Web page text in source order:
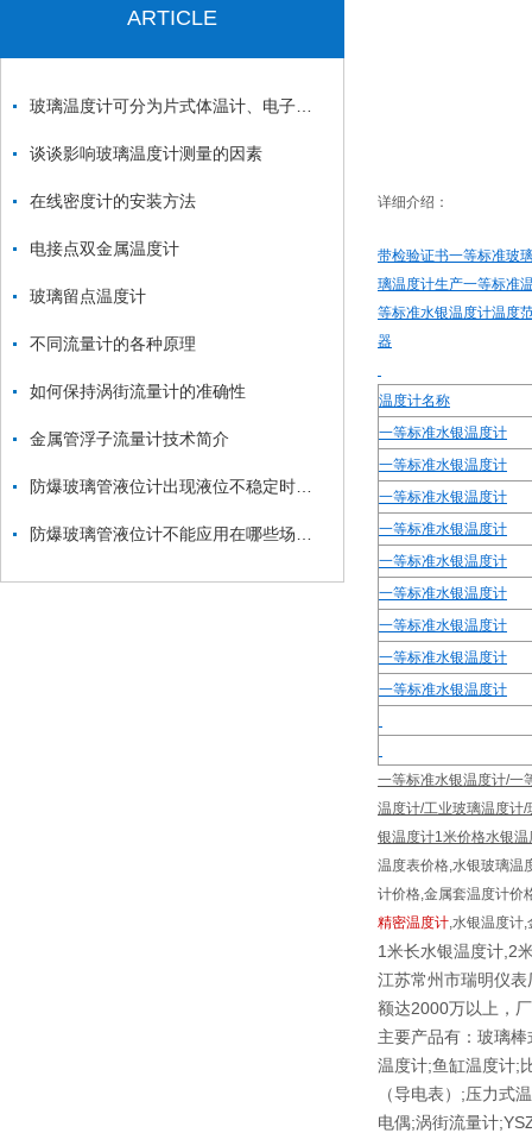
ARTICLE
谈谈影响玻璃温度计测量的因素
在线密度计的安装方法
电接点双金属温度计
玻璃留点温度计
不同流量计的各种原理
如何保持涡街流量计的准确性
金属管浮子流量计技术简介
详细介绍：
带检验证书一等标准玻
璃温度计生产一等标准
等标准水银温度计温度
器
温度计名称
一等标准水银温度计
一等标准水银温度计
一等标准水银温度计
一等标准水银温度计
一等标准水银温度计
一等标准水银温度计
一等标准水银温度计
一等标准水银温度计
一等标准水银温度计
一等标准水银温度计/一
温度计/工业玻璃温度计
银温度计1米价格水银
温度表价格,水银玻璃温
计价格,金属套温度计价
精密温度计,水银温度计
1米长水银温度计,2
江苏常州市瑞明仪
额达2000万以上，
主要产品有：玻璃
温度计;鱼缸温度计;
（导电表）;压力式
电偶;涡街流量计